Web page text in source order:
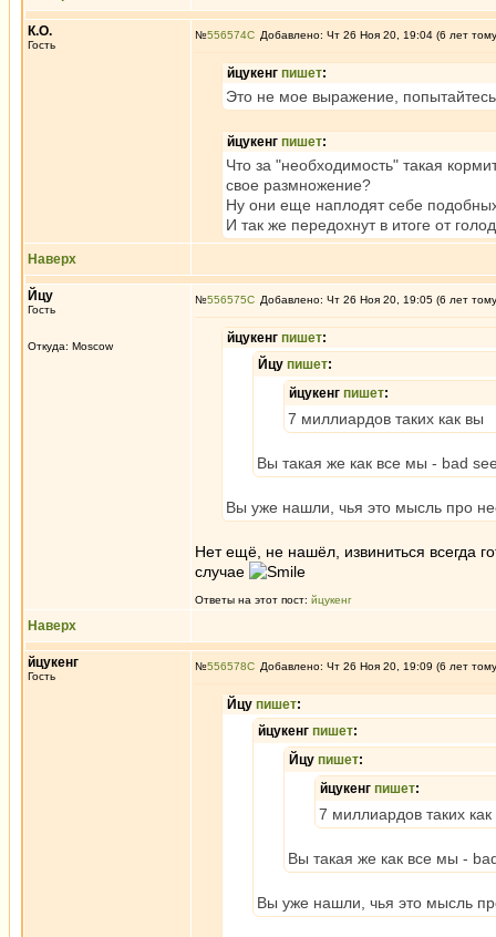
К.О.
Гость
№556574 Добавлено: Чт 26 Ноя 20, 19:04 (6 лет
йцукенг пишет:
Это не мое выражение,
йцукенг пишет:
Что за "необходимость" такая
свое размножение?
Ну они еще наплодят себе
И так же передохнут в итоге от
Наверх
Йцу
Гость
Откуда: Moscow
№556575 Добавлено: Чт 26 Ноя 20, 19:05 (6 лет
йцукенг пишет:
Йцу пишет:
йцукенг пишет:
7 миллиардов таких как вы
Вы такая же как все мы - bad
Вы уже нашли, чья это мысль про
Нет ещё, не нашёл, извиниться всегда
случае
Ответы на этот пост: йцукенг
Наверх
йцукенг
Гость
№556578 Добавлено: Чт 26 Ноя 20, 19:09 (6 лет
Йцу пишет:
йцукенг пишет:
Йцу пишет:
йцукенг пишет:
7 миллиардов таких
Вы такая же как все мы -
Вы уже нашли, чья это мысль